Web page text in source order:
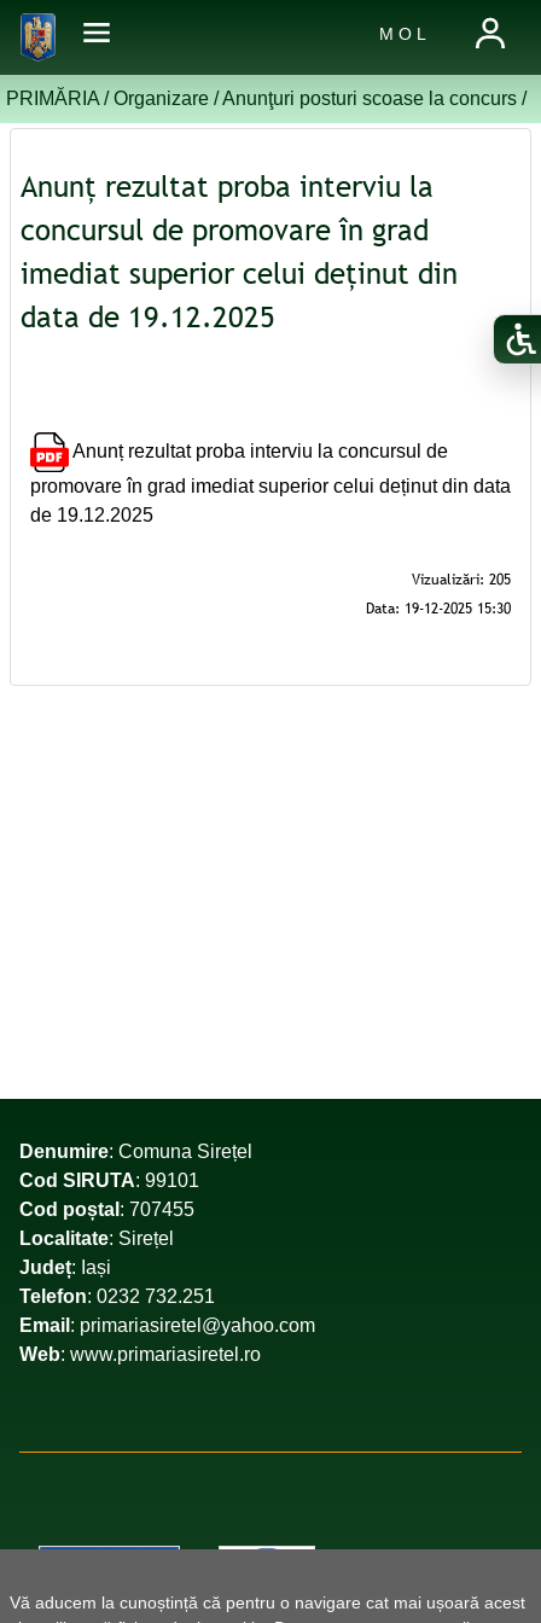
Vă aducem la cunoștință că pentru o navigare cat mai ușoară acest
M O L
PRIMĂRIA /Organizare/Anunţuri posturi scoase la concurs/
Anunț rezultat proba interviu la
concursul de promovare în grad
imediat superior celui deținut din
data de 19.12.2025
Anunț rezultat proba interviu la concursul de
promovare în grad imediat superior celui deținut din data
de 19.12.2025
Denumire: Comuna Sirețel
Cod SIRUTA: 99101
Cod poștal : 707455
Localitate: Sirețel
Județ: Iași
Telefon: 0232 732.251
Email : primariasiretel@yahoo.com
Web: www.primariasiretel.ro